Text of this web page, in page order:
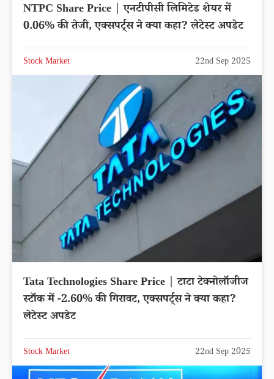
NTPC Share Price | एनटीपीसी लिमिटेड शेयर में
0.06% की तेजी, एक्सपर्ट्स ने क्या कहा? लेटेस्ट अपडेट
Stock Market 22nd Sep 2025
Tata Technologies Share Price | टाटा टेक्नोलॉजीज
स्टॉक में -2.60% की गिरावट, एक्सपर्ट्स ने क्या कहा?
लेटेस्ट अपडेट
Stock Market 22nd Sep 2025